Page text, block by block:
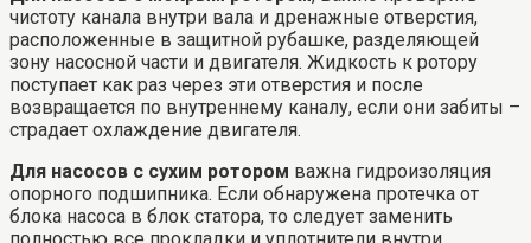
чистоту канала внутри вала и дренажные отверстия,
расположенные в защитной рубашке, разделяющей
зону насосной части и двигателя. Жидкость к ротору
поступает как раз через эти отверстия и после
возвращается по внутреннему каналу, если они забиты –
страдает охлаждение двигателя.
Для насосов с сухим ротором важна гидроизоляция
опорного подшипника. Если обнаружена протечка от
блока насоса в блок статора, то следует заменить